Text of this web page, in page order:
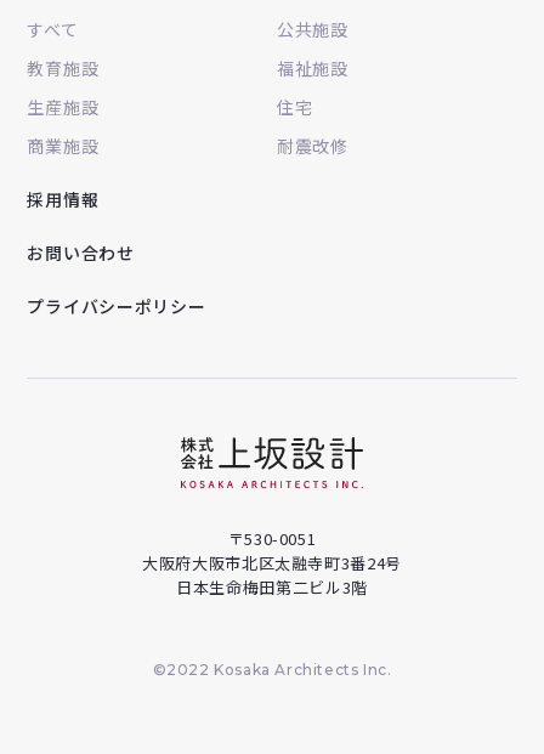
〒530-0051
大阪府大阪市北区太融寺町3番24号
日本生命梅田第二ビル3階
すべて
公共施設
教育施設
福祉施設
生産施設
住宅
商業施設
耐震改修
採用情報
お問い合わせ
プライバシーポリシー
©2022 Kosaka Architects Inc.